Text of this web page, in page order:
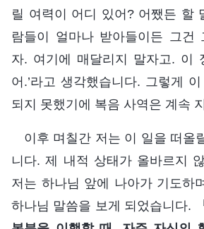
릴 여력이 어디 있어? 어쨌든 할
람들이 얼마나 받아들이든 그건
자. 여기에 매달리지 말자고. 이
어.’라고 생각했습니다. 그렇게
되지 못했기에 복음 사역은 계속
이후 며칠간 저는 이 일을 떠올
니다. 제 내적 상태가 올바르지
저는 하나님 앞에 나아가 기도하
하나님 말씀을 보게 되었습니다.